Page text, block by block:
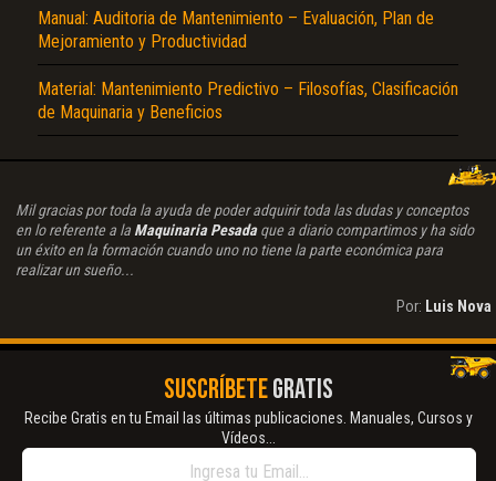
Manual: Auditoria de Mantenimiento – Evaluación, Plan de
Mejoramiento y Productividad
Material: Mantenimiento Predictivo – Filosofías, Clasificación
de Maquinaria y Beneficios
Mil gracias por toda la ayuda de poder adquirir toda las dudas y conceptos
en lo referente a la Maquinaria Pesadaque a diario compartimos y ha sido
un éxito en la formación cuando uno no tiene la parte económica para
realizar un sueño...
Por: Luis Nova
SUSCRÍBETEGRATIS
Recibe Gratis en tu Email las últimas publicaciones. Manuales, Cursos y
Vídeos...